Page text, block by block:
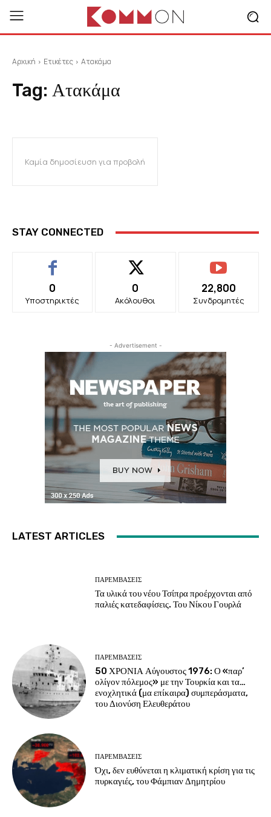
Αρχική Ετικέτες Ατακάμα
Tag: Ατακάμα
Καμία δημοσίευση για προβολή
STAY CONNECTED
0
Υποστηρικτές
0
Ακόλουθοι
22,800
Συνδρομητές
- Advertisement -
LATEST ARTICLES
ΠΑΡΕΜΒΑΣΕΙΣ
Τα υλικά του νέου Τσίπρα προέρχονται από
παλιές κατεδαφίσεις. Του Νίκου Γουρλά
ΠΑΡΕΜΒΑΣΕΙΣ
50 ΧΡΟΝΙΑ Αύγουστος 1976: Ο «παρ’
ολίγον πόλεμος» με την Τουρκία και τα…
ενοχλητικά (μα επίκαιρα) συμπεράσματα,
του Διονύση Ελευθεράτου
ΠΑΡΕΜΒΑΣΕΙΣ
Όχι, δεν ευθύνεται η κλιματική κρίση για τις
πυρκαγιές, του Φάμπιαν Δημητρίου